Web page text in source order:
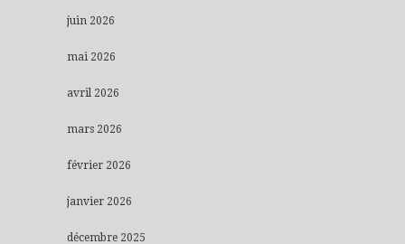
juin 2026
mai 2026
avril 2026
mars 2026
février 2026
janvier 2026
décembre 2025